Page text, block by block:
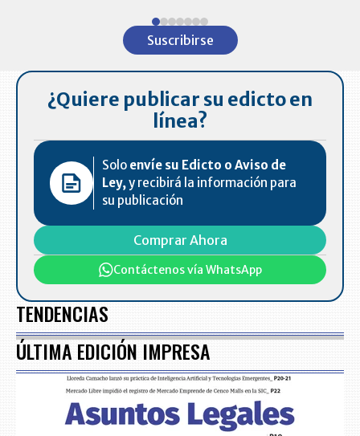
Suscribirse
¿Quiere publicar su edicto en
línea?
Solo envíe su Edicto o Aviso de
Ley,y recibirá la información para
su publicación
Comprar Ahora
Contáctenos vía WhatsApp
TENDENCIAS
ÚLTIMA EDICIÓN IMPRESA